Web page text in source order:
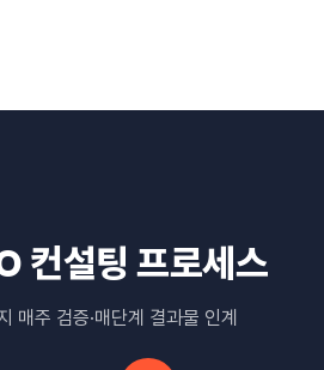
컨설팅 프로세스
매주 검증·매단계 결과물 인계